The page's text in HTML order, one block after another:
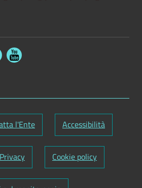
l'Ente Accessibilità
Privacy Cookie policy